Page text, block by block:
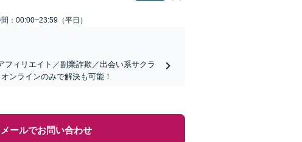
：00:00~23:59（平日）
フィリエイト／副業詐欺／出会い系サクラ
ンラインのみで解決も可能！
メールでお問い合わせ